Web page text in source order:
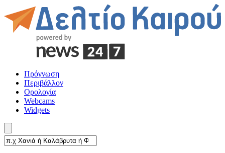
Πρόγνωση
Περιβάλλον
Ορολογία
Webcams
Widgets